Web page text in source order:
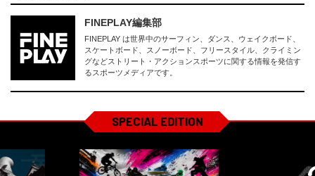
FINEPLAY編集部
FINEPLAY は世界中のサーフィン、ダンス、ウェイクボード、
スケートボード、スノーボード、フリースタイル、クライミン
グなどストリート・アクションスポーツに関する情報を発信す
るスポーツメディアです。
SPECIAL EDITION